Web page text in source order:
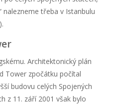
nalezneme třeba v Istanbulu
Architektonický plán
Tower zpočátku počítal
budovu celých Spojených
z 11. září 2001 však bylo